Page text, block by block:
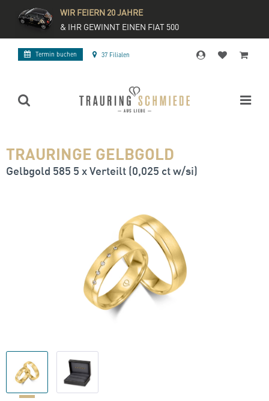
WIR FEIERN 20 JAHRE
& IHR GEWINNT EINEN FIAT 500
Termin buchen 37 Filialen
TRAURINGE GELBGOLD
Gelbgold 585 5 x Verteilt (0,025 ct w/si)